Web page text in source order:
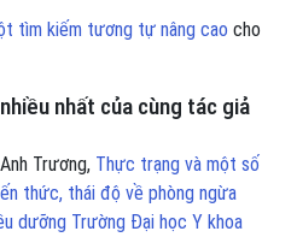
tìm kiếm tương tự nâng cao cho
nhất của cùng tác giả
Trương, Thực trạng và một số
thức, thái độ về phòng ngừa
dưỡng Trường Đại học Y khoa